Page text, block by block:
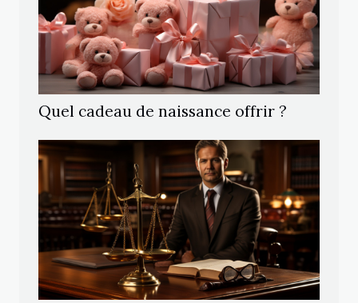
Quel cadeau de naissance offrir ?